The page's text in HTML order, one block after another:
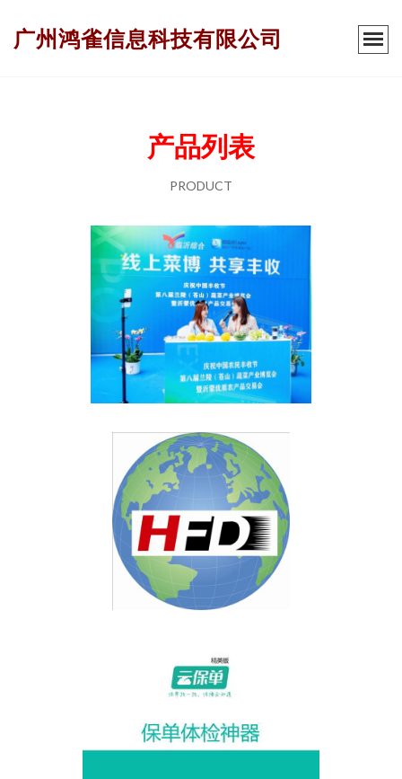
广州鸿雀信息科技有限公司
产品列表
PRODUCT